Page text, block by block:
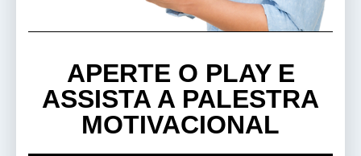
APERTE O PLAY E
ASSISTA A PALESTRA
MOTIVACIONAL